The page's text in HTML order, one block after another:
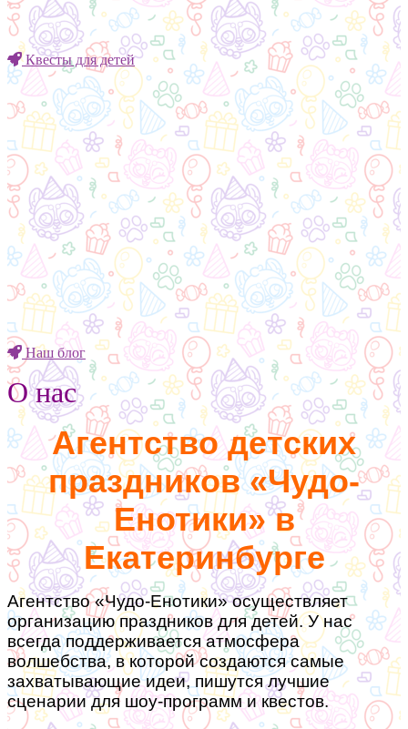
Квесты для детей
Наш блог
О нас
Агентство детских
праздников «Чудо-
Енотики» в
Екатеринбурге
Агентство «Чудо-Енотики» осуществляет
организацию праздников для детей. У нас
всегда поддерживается атмосфера
волшебства, в которой создаются самые
захватывающие идеи, пишутся лучшие
сценарии для шоу-программ и квестов.